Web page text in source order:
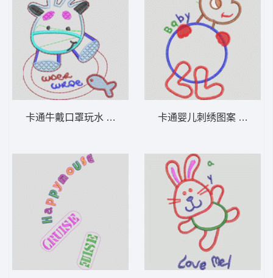
卡通牛戴口罩玩水 卡通童装章标贴布 卡通婴儿刺绣